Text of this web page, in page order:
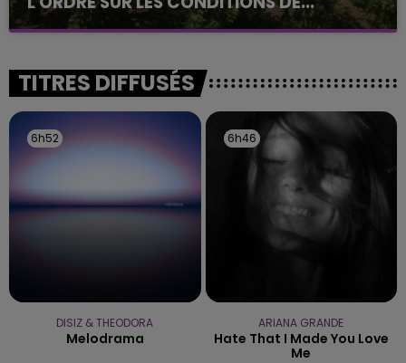
Alors que les dates de début des vendange 2026
l'inspection du Travail en profite pour rappeler
les conditions de...
TITRES DIFFUSÉS
6h52
6h52
DISIZ & THEODORA
Melodrama
6h46
6h46
ARIANA GRANDE
Hate That I Made You Love
Me